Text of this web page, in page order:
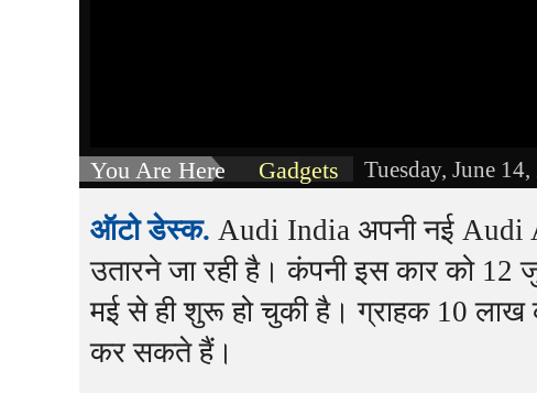
You Are Here Gadgets Tuesday, June
ऑटो डेस्क. Audi India अपनी नई Audi
उतारने जा रही है। कंपनी इस कार को 12
मई से ही शुरू हो चुकी है। ग्राहक 10 लाख
कर सकते हैं।